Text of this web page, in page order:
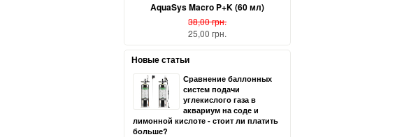
AquaSys Macro P+K (60 мл)
38,00 грн.
25,00 грн.
Новые статьи
Сравнение баллонных
систем подачи
углекислого газа в
аквариум на соде и
лимонной кислоте - стоит ли платить
больше?